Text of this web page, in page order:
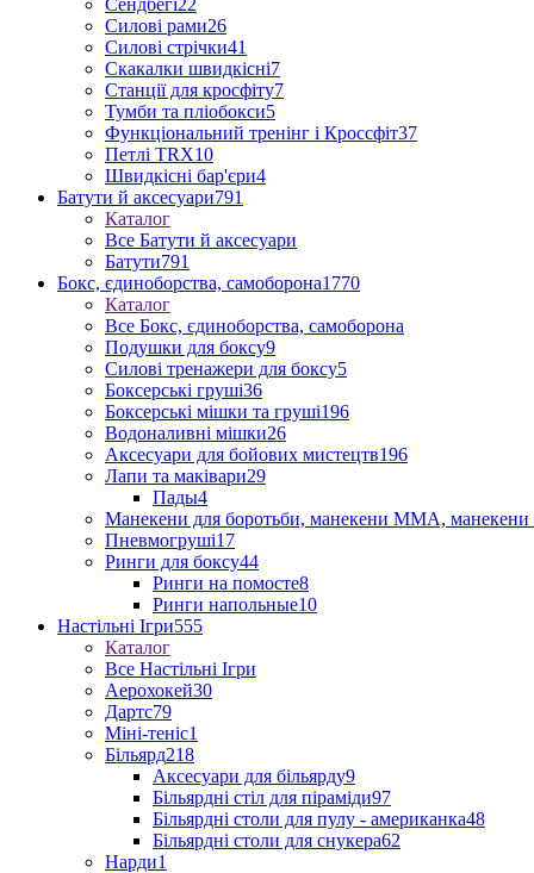
Сендбегі22
Силові рами26
Силові стрічки41
Скакалки швидкісні7
Станції для кросфіту7
Тумби та пліобокси5
Функціональний тренінг і Кроссфіт37
Петлі TRX10
Швидкісні бар'єри4
Батути й аксесуари791
Каталог
Все Батути й аксесуари
Батути791
Бокс, єдиноборства, самоборона1770
Каталог
Все Бокс, єдиноборства, самоборона
Подушки для боксу9
Силові тренажери для боксу5
Боксерські груші36
Боксерські мішки та груші196
Водоналивні мішки26
Аксесуари для бойових мистецтв196
Лапи та маківари29
Пады4
Манекени для боротьби, манекени ММА, манекени
Пневмогруші17
Ринги для боксу44
Ринги на помосте8
Ринги напольные10
Настільні Ігри555
Каталог
Все Настільні Ігри
Аерохокей30
Дартс79
Міні-теніс1
Більярд218
Аксесуари для більярду9
Більярдні стіл для піраміди97
Більярдні столи для пулу - американка48
Більярдні столи для снукера62
Нарди1